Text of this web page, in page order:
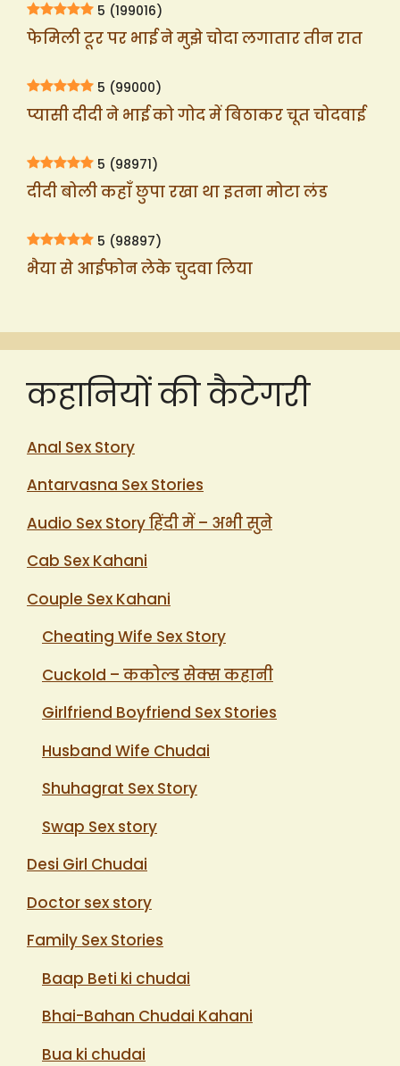
5 (199016)
फेमिली टूर पर भाई ने मुझे चोदा लगातार तीन रात
5 (99000)
प्यासी दीदी ने भाई को गोद में बिठाकर चूत चोदवाई
5 (98971)
दीदी बोली कहाँ छुपा रखा था इतना मोटा लंड
5 (98897)
भैया से आईफोन लेके चुदवा लिया
कहानियों की कैटेगरी
Anal Sex Story
Antarvasna Sex Stories
Audio Sex Story हिंदी में – अभी सुने
Cab Sex Kahani
Couple Sex Kahani
Cheating Wife Sex Story
Cuckold – ककोल्ड सेक्स कहानी
Girlfriend Boyfriend Sex Stories
Husband Wife Chudai
Shuhagrat Sex Story
Swap Sex story
Desi Girl Chudai
Doctor sex story
Family Sex Stories
Baap Beti ki chudai
Bhai-Bahan Chudai Kahani
Bua ki chudai